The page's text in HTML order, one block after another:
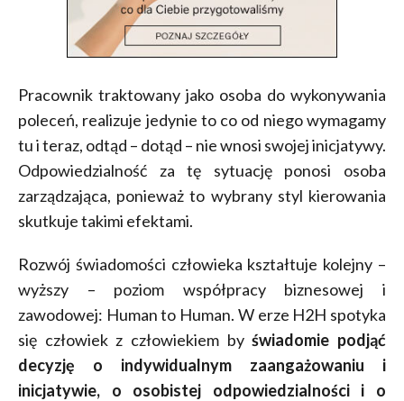
Pracownik traktowany jako osoba do wykonywania
poleceń, realizuje jedynie to co od niego wymagamy
tu i teraz, odtąd – dotąd – nie wnosi swojej inicjatywy.
Odpowiedzialność za tę sytuację ponosi osoba
zarządzająca, ponieważ to wybrany styl kierowania
skutkuje takimi efektami.
Rozwój świadomości człowieka kształtuje kolejny –
wyższy – poziom współpracy biznesowej i
zawodowej: Human to Human. W erze H2H spotyka
się człowiek z człowiekiem byświadomie podjąć
decyzję o indywidualnym zaangażowaniu i
inicjatywie, o osobistej odpowiedzialności i o